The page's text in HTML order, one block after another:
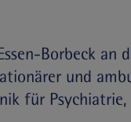
Borbeck an
und
für Psychiatrie,